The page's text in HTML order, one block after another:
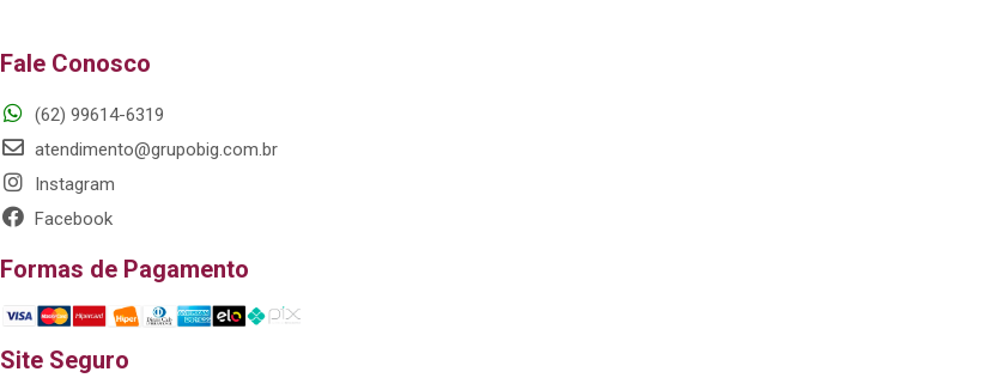
Fale Conosco
(62) 99614-6319
atendimento@grupobig.com.br
Instagram
Facebook
Formas de Pagamento
Site Seguro